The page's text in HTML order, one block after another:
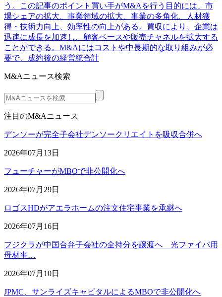
う。この記事のポイント買い手がM&Aを行う目的には、市
場シェアの拡大、事業領域の拡大、事業の多角化、人材獲
得・技術力向上、効率性の向上がある。買収により、企業は
迅速に成長を加速し、顧客ベースや販売チャネルを拡大する
ことができる。M&Aにはコストや中長期的な取り組みが必
要で、成約後の経営統合計
M&Aニュース検索
注目のM&Aニュース
デンソーが完全子会社デンソークリエイトを吸収合併へ
2026年07月13日
フューチャーがMBOで非公開化へ
2026年07月29日
ロゴスHDがアエラホームの注文住宅事業を承継へ
2026年07月16日
フジクラが中国合弁子会社の全持分を譲渡へ 光ファイバ用
母材事…
2026年07月10日
JPMC、サンライズキャピタルによるMBOで非公開化へ